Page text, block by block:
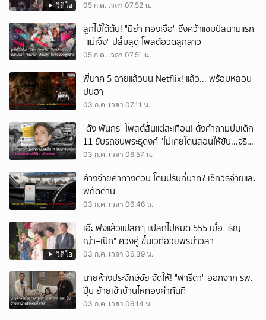
วิดีโอ 05 ก.ค. เวลา 07.52 น.
ลูกไม้ใต้ต้น! "มิย่า ทองเจือ" ซิ่งคว้าแชมป์สนามแรก
"แม่เจ็ง" ปลื้มสุด โพสต์อวดลูกสาว
05 ก.ค. เวลา 07.51 น.
พี่นาค 5 ฉายแล้วบน Netflix! แล้ว... พร้อมหลอน
ปนฮา
03 ก.ค. เวลา 07.11 น.
"ดัง พันกร" โพสต์สั้นแต่สะเทือน! ตั้งคำถามปมเด็ก
11 ขับรถชนพระธุดงค์ "ไม่เคยโดนสอนให้ขับ...จริง
เหรอ?"
03 ก.ค. เวลา 06.57 น.
ค้างจ่ายค่าทางด่วน โดนปรับกี่บาท? เช็กวิธีจ่ายและ
พิกัดด่าน
03 ก.ค. เวลา 06.46 น.
วิดีโอ
เอ๊ะ ฟังแล้วแปลกๆ แปลกไปหมด 555 เมื่อ "ธัญ
ญ่า–เป๊ก" ควงคู่ ขึ้นเวทีอวยพรบ่าวสา
03 ก.ค. เวลา 06.39 น.
นายห้างประจักษ์ชัย จัดให้! "ฟารีดา" ออกจาก รพ.
ปุ๊บ ย้ายเข้าบ้านไหทองคำทันที
03 ก.ค. เวลา 06.14 น.